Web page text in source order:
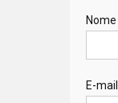
Nome
E-mail